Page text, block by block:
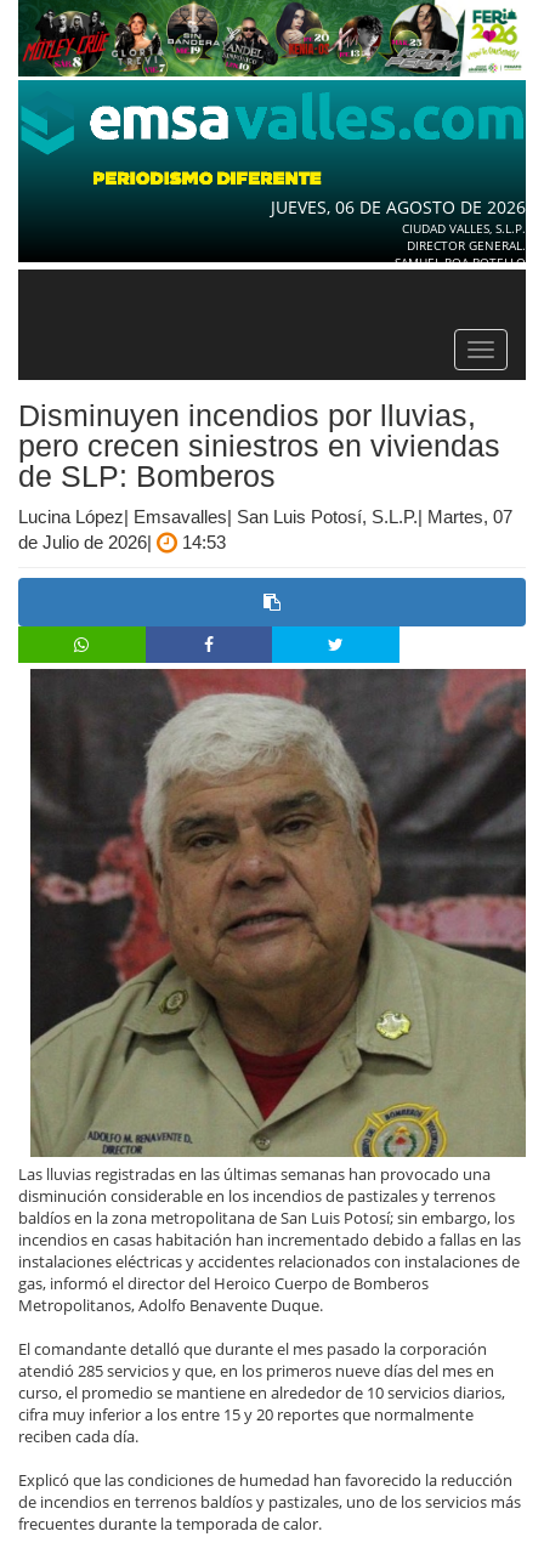
JUEVES, 06 DE AGOSTO DE 2026
CIUDAD VALLES, S.L.P.
DIRECTOR GENERAL.
SAMUEL ROA BOTELLO
Toggle
Disminuyen incendios por lluvias,
pero crecen siniestros en viviendas
de SLP: Bomberos
Lucina López| Emsavalles| San Luis Potosí, S.L.P.| Martes, 07
de Julio de 2026|
14:53
Las lluvias registradas en las últimas semanas han provocado una
disminución considerable en los incendios de pastizales y terrenos
baldíos en la zona metropolitana de San Luis Potosí; sin embargo, los
incendios en casas habitación han incrementado debido a fallas en las
instalaciones eléctricas y accidentes relacionados con instalaciones de
gas, informó el director del Heroico Cuerpo de Bomberos
Metropolitanos, Adolfo Benavente Duque.
El comandante detalló que durante el mes pasado la corporación
atendió 285 servicios y que, en los primeros nueve días del mes en
curso, el promedio se mantiene en alrededor de 10 servicios diarios,
cifra muy inferior a los entre 15 y 20 reportes que normalmente
reciben cada día.
Explicó que las condiciones de humedad han favorecido la reducción
de incendios en terrenos baldíos y pastizales, uno de los servicios más
frecuentes durante la temporada de calor.